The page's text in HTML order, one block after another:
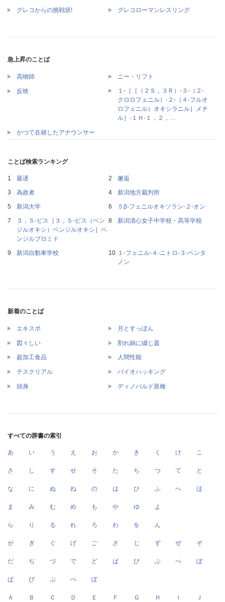
グレコからの挑戦状! グレコローマンレスリング
急上昇のことば
高物師 ニー・リフト
反映
１‐［［（２Ｓ，３Ｒ）‐３‐（２‐
クロロフェニル）‐２‐（４‐フルオ
ロフェニル）オキシラニル］メチ
ル］‐１Ｈ‐１，２，…
かつて在籍したアナウンサー
ことば検索ランキング
最遅
邂逅
為政者
新潟地方裁判所
新潟大学
５β‐フェニルオキソラン‐２‐オン
３，５‐ビス［３，５‐ビス（ベン
ジルオキシ）ベンジルオキシ］ベ
ンジルブロミド
新潟清心女子中学校・高等学校
新潟自動車学校
１‐フェニル‐４‐ニトロ‐３‐ペンタ
ノン
新着のことば
エキスポ 月とすっぽん
図々しい 割れ鍋に綴じ蓋
超加工食品 人間性能
テスクリアル バイオハッキング
頭身 ディノバルド亜種
すべての辞書の索引
あ い う え お か き く け こ
さ し す せ そ た ち つ て と
な に ぬ ね の は ひ ふ へ ほ
ま み む め も や ゆ よ
ら り る れ ろ わ を ん
が ぎ ぐ げ ご ざ じ ず ぜ ぞ
だ ぢ づ で ど ば び ぶ べ ぼ
ぱ ぴ ぷ ぺ ぽ
Ａ Ｂ Ｃ Ｄ Ｅ Ｆ Ｇ Ｈ Ｉ Ｊ